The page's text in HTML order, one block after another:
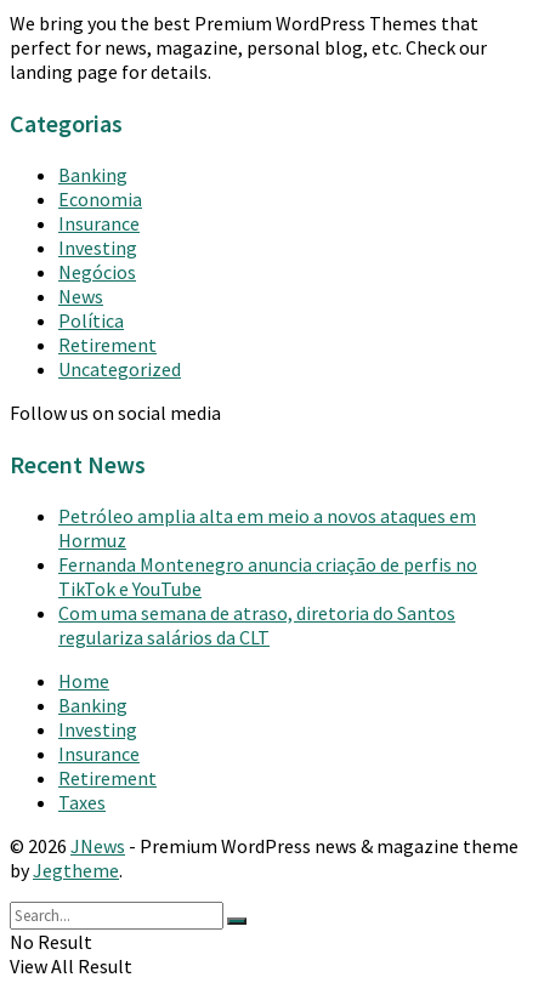
We bring you the best Premium WordPress Themes that
perfect for news, magazine, personal blog, etc. Check our
landing page for details.
Categorias
Banking
Economia
Insurance
Investing
Negócios
News
Política
Retirement
Uncategorized
Follow us on social media
Recent News
Petróleo amplia alta em meio a novos ataques em
Hormuz
Fernanda Montenegro anuncia criação de perfis no
TikTok e YouTube
Com uma semana de atraso, diretoria do Santos
regulariza salários da CLT
Home
Banking
Investing
Insurance
Retirement
Taxes
© 2026 JNews - Premium WordPress news & magazine theme
byJegtheme.
No Result
View All Result